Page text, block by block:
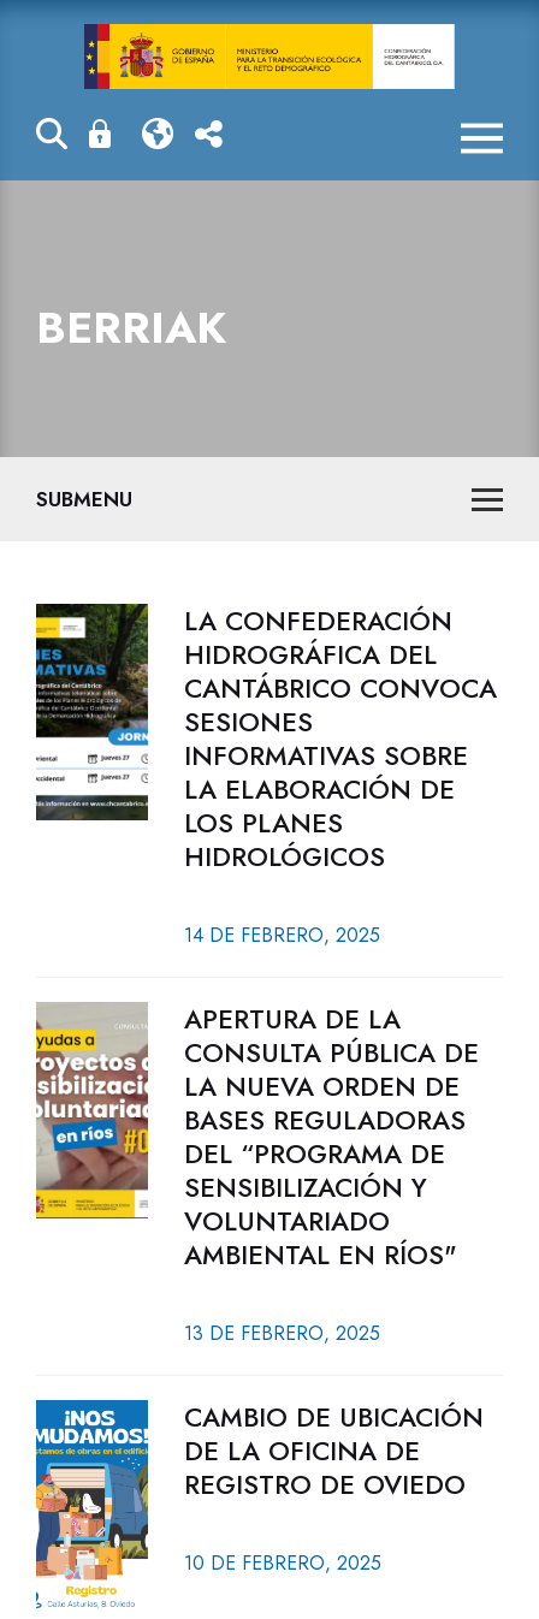
Berriak
BERRIAK
SUBMENU
LA CONFEDERACIÓN
HIDROGRÁFICA DEL
CANTÁBRICO CONVOCA
SESIONES
INFORMATIVAS SOBRE
LA ELABORACIÓN DE
LOS PLANES
HIDROLÓGICOS
14 DE FEBRERO, 2025
APERTURA DE LA
CONSULTA PÚBLICA DE
LA NUEVA ORDEN DE
BASES REGULADORAS
DEL “PROGRAMA DE
SENSIBILIZACIÓN Y
VOLUNTARIADO
AMBIENTAL EN RÍOS"
13 DE FEBRERO, 2025
CAMBIO DE UBICACIÓN
DE LA OFICINA DE
REGISTRO DE OVIEDO
10 DE FEBRERO, 2025